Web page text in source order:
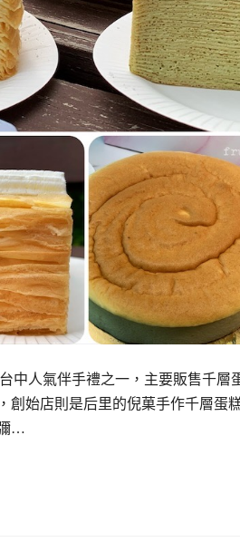
中人氣伴手禮之一，主要販售千層
創始店則是后里的倪菓手作千層蛋
…